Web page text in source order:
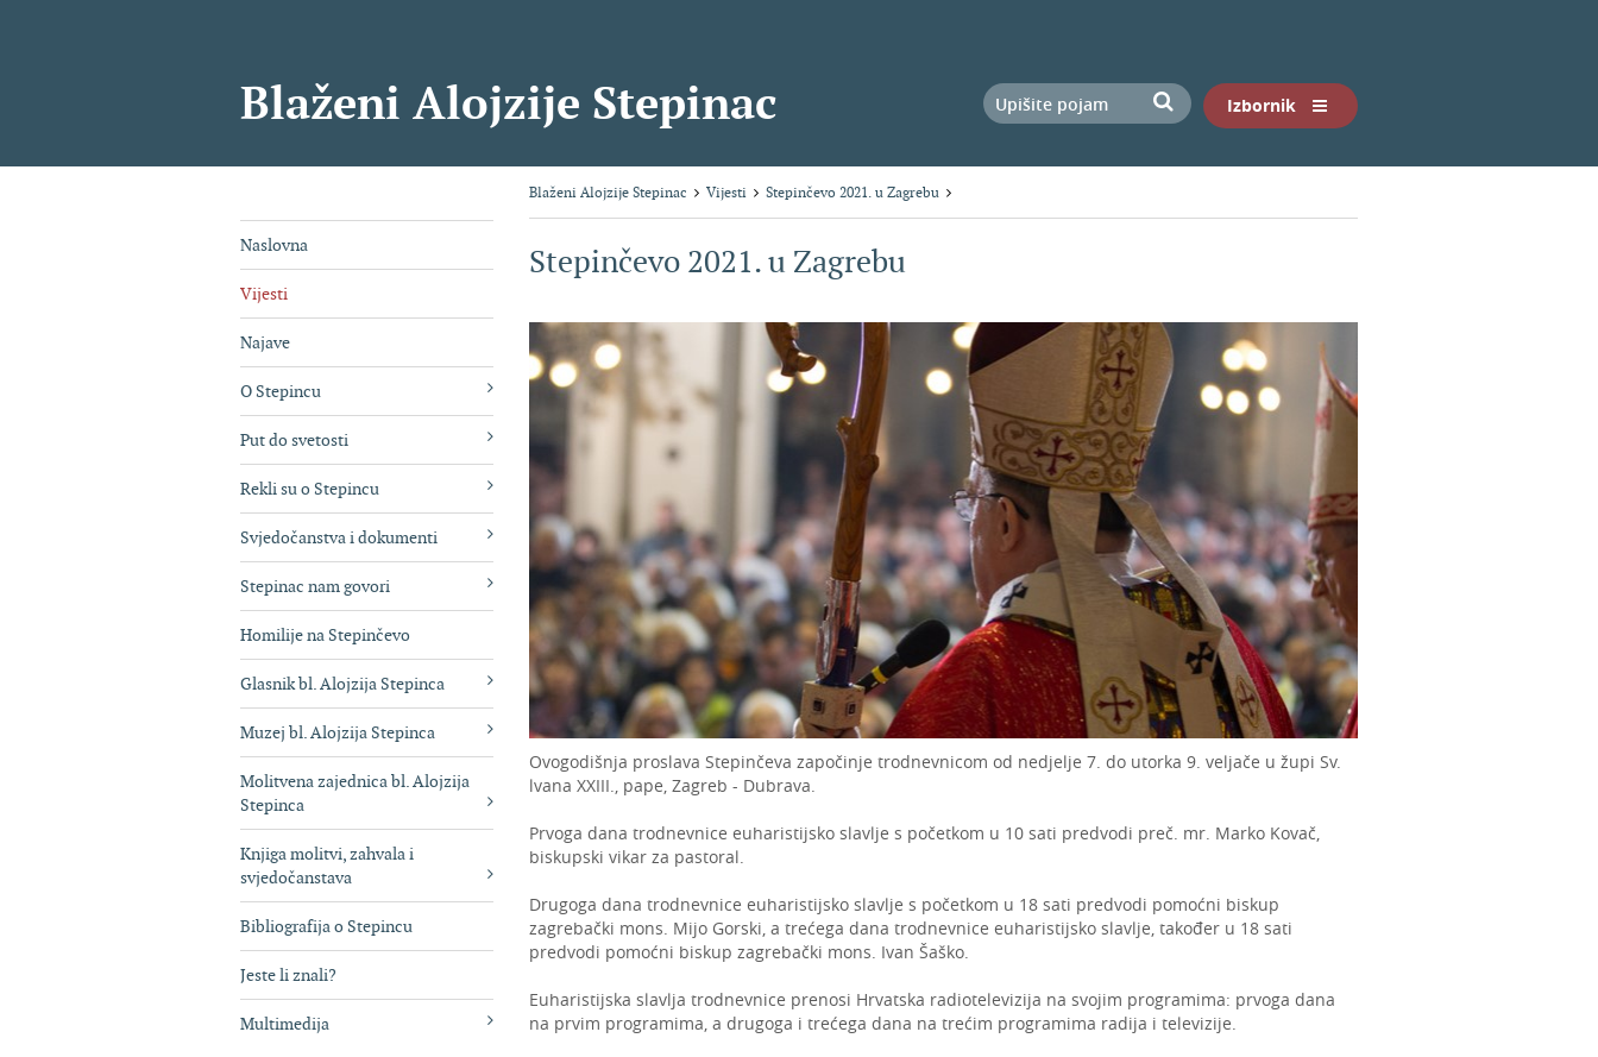
Blaženi Alojzije Stepinac Izbornik
Naslovna
Vijesti
Najave
O Stepincu
Put do svetosti
Rekli su o Stepincu
Svjedočanstva i dokumenti
Stepinac nam govori
Homilije na Stepinčevo
Glasnik bl. Alojzija Stepinca
Muzej bl. Alojzija Stepinca
Molitvena zajednica bl. Alojzija
Stepinca
Knjiga molitvi, zahvala i
svjedočanstava
Bibliografija o Stepincu
Jeste li znali?
Multimedija
Blaženi Alojzije Stepinac Vijesti Stepinčevo 2021. u Zagrebu
Stepinčevo 2021. u Zagrebu
Ovogodišnja proslava Stepinčeva započinje trodnevnicom od nedjelje 7. do utorka 9. veljače u župi Sv.
lvana XXIII., pape, Zagreb - Dubrava.
Prvoga dana trodnevnice euharistijsko slavlje s početkom u 10 sati predvodi preč. mr. Marko Kovač,
biskupski vikar za pastoral.
Drugoga dana trodnevnice euharistijsko slavlje s početkom u 18 sati predvodi pomoćni biskup
zagrebački mons. Mijo Gorski, a trećega dana trodnevnice euharistijsko slavlje, također u 18 sati
predvodi pomoćni biskup zagrebački mons. Ivan Šaško.
Euharistijska slavlja trodnevnice prenosi Hrvatska radiotelevizija na svojim programima: prvoga dana
na prvim programima, a drugoga i trećega dana na trećim programima radija i televizije.